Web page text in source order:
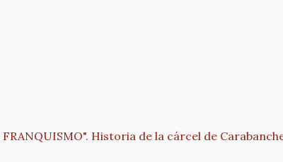
FRANQUISMO". Historia de la cárcel de